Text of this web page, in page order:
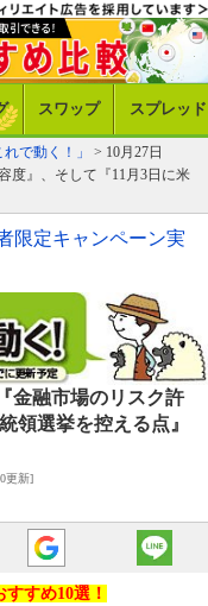
スワップ スプレッド
で動く！」
> 10月27日
度』、そして『11月3日に米
限定キャンペーン実
金融市場のリスク許
領選挙を控える点』
更新]
すめ10選！